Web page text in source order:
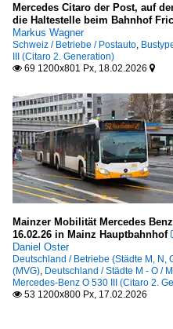
Mercedes Citaro der Post, auf
die Haltestelle beim Bahnhof
Markus Wagner
Schweiz / Betriebe / Postauto,
III (Citaro 2. Generation)
 69 1200x801 Px, 18.02.2026 
Mainzer Mobilität Mercedes
16.02.26 in Mainz Hauptbahnhof
Daniel Oster
Deutschland / Betriebe (Städte M, N,
(MVG), Deutschland / Städte M - O /
Mercedes-Benz O 530 III (Citaro 2.
 53 1200x800 Px, 17.02.2026